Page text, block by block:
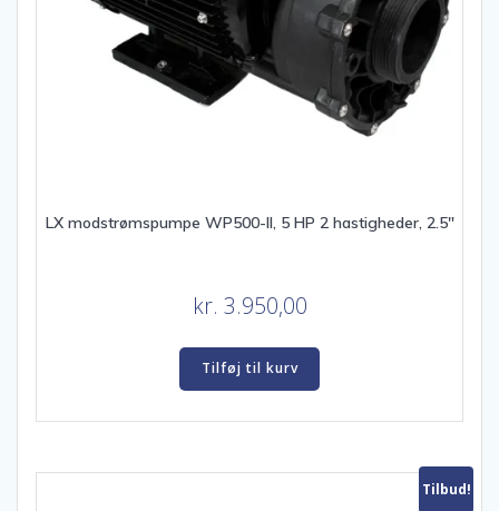
LX modstrømspumpe WP500-II, 5 HP 2 hastigheder, 2.5″
kr. 3.950,00
Tilføj til kurv
Tilbud!